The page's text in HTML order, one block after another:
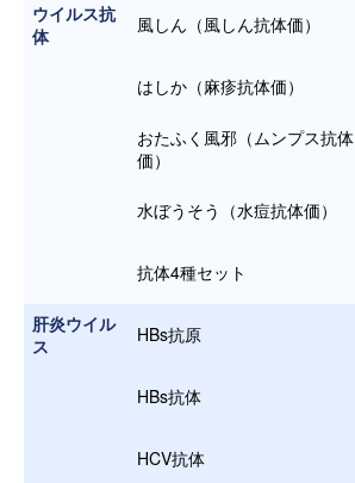
ウイルス抗
体
風しん（風しん抗体価）
はしか（麻疹抗体価）
おたふく風邪（ムンプス抗体
価）
水ぼうそう（水痘抗体価）
抗体4種セット
肝炎ウイル
ス
HBs抗原
HBs抗体
HCV抗体